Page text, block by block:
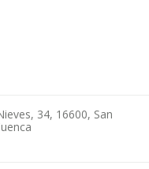
34, 16600, San